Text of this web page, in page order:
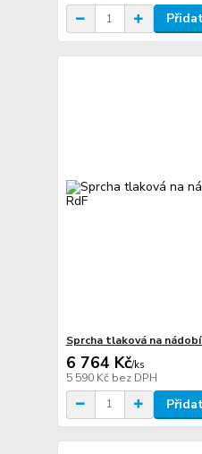
Sprcha tlaková na
6 764 Kč/ks
5 590 Kč bez DPH